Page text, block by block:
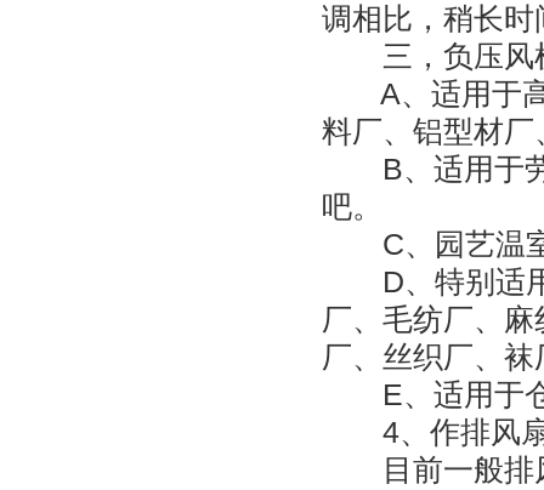
调相比，稍长
三，负压风
A、适用于高
料厂、铝型材
B、适用于劳
吧。
C、园艺温室
D、特别适用
厂、毛纺厂、
厂、丝织厂、
E、适用于仓
4、作排风
目前一般排风